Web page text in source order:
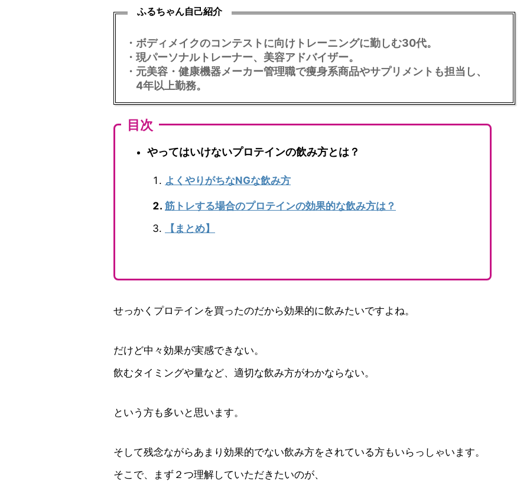
ふるちゃん自己紹介
・ボディメイクのコンテストに向けトレーニングに勤しむ30代。
・現パーソナルトレーナー、美容アドバイザー。
・元美容・健康機器メーカー管理職で痩身系商品やサプリメントも担当し、
4年以上勤務。
目次
やってはいけないプロテインの飲み方とは？
よくやりがちなNGな飲み方
筋トレする場合のプロテインの効果的な飲み方は？
【まとめ】
せっかくプロテインを買ったのだから効果的に飲みたいですよね。
だけど中々効果が実感できない。
飲むタイミングや量など、適切な飲み方がわかならない。
という方も多いと思います。
そして残念ながらあまり効果的でない飲み方をされている方もいらっしゃいます。
そこで、まず２つ理解していただきたいのが、